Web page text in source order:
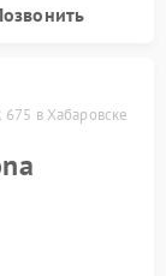
в Хабаровске